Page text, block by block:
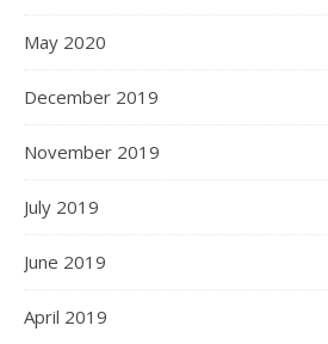
May 2020
December 2019
November 2019
July 2019
June 2019
April 2019